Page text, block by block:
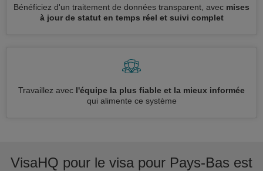
Bénéficiez d'un traitement de données transparent, avec mises
à jour de statut en temps réel et suivi complet
Travaillez avec l'équipe la plus fiable et la mieux informée
qui alimente ce système
VisaHQ pour le visa pour Pays-Bas est